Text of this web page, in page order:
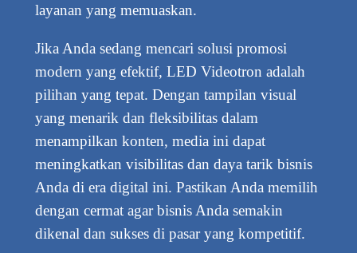
layanan yang memuaskan.
Jika Anda sedang mencari solusi promosi
modern yang efektif, LED Videotron adalah
pilihan yang tepat. Dengan tampilan visual
yang menarik dan fleksibilitas dalam
menampilkan konten, media ini dapat
meningkatkan visibilitas dan daya tarik bisnis
Anda di era digital ini. Pastikan Anda memilih
dengan cermat agar bisnis Anda semakin
dikenal dan sukses di pasar yang kompetitif.